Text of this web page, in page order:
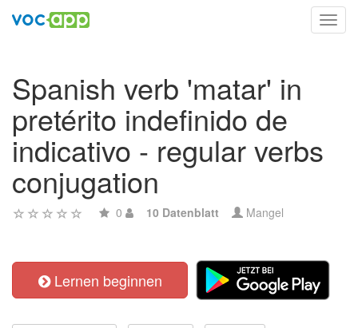
Spanish verb 'matar' in
pretérito indefinido de
indicativo - regular verbs
conjugation
0 10 Datenblatt Mangel
Lernen beginnen